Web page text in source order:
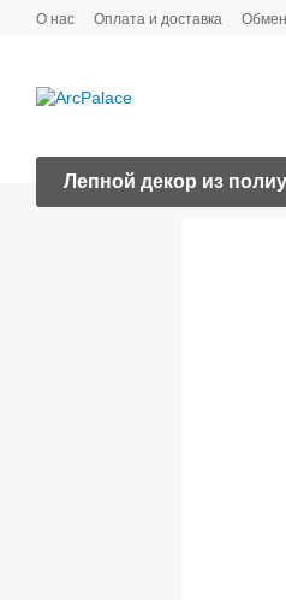
Перейти к основному контенту
О нас Оплата и доставка Обмен
Лепной декор из